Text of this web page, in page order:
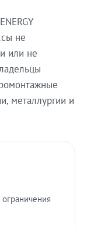
не
или не
металлургии и